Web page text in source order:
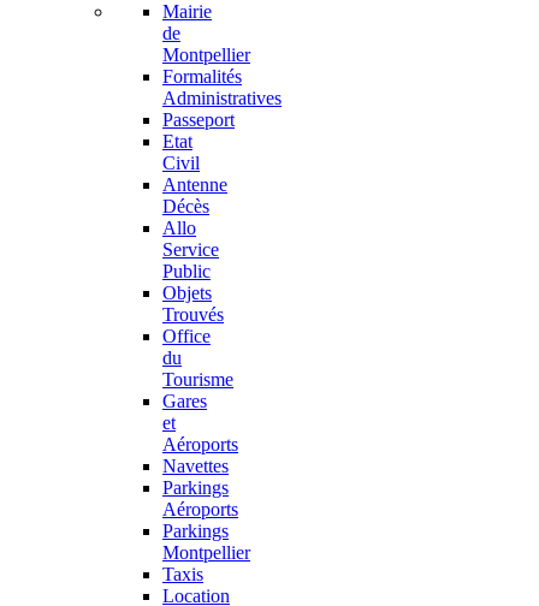
Mairie
de
Montpellier
Formalités
Administratives
Passeport
Etat
Civil
Antenne
Décès
Allo
Service
Public
Objets
Trouvés
Office
du
Tourisme
Gares
et
Aéroports
Navettes
Parkings
Aéroports
Parkings
Montpellier
Taxis
Location